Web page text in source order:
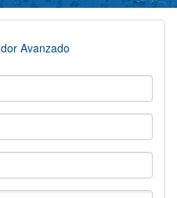
Avanzado